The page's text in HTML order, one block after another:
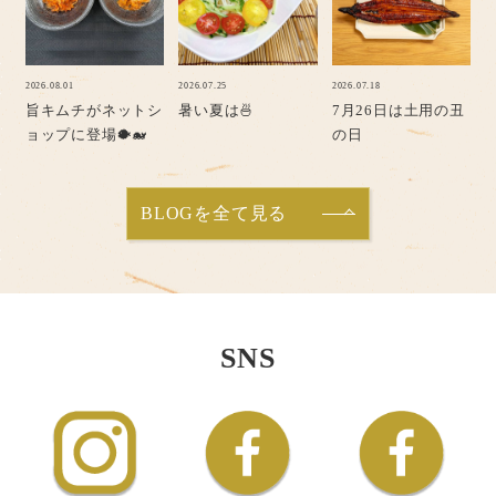
2026.08.01
旨キムチがネットシ
ョップに登場🐡🐋
2026.07.25
暑い夏は🍜
2026.07.18
7月26日は土用の丑
の日
BLOGを全て見る
SNS